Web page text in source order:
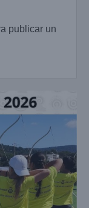
publicar un